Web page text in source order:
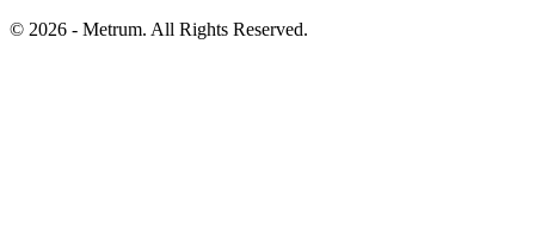
© 2026 - Metrum. All Rights Reserved.